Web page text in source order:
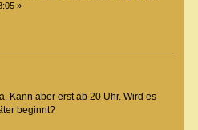
»
Kann aber erst ab 20 Uhr. Wird es
beginnt?